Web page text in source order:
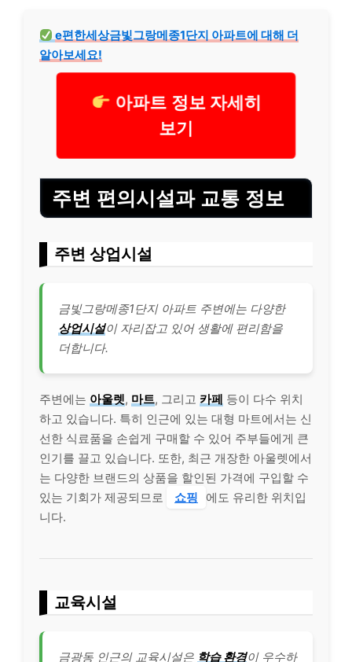
e편한세상금빛그랑메종1단지 아파트에 대해 더
알아보세요!
아파트 정보 자세히
보기
주변 편의시설과 교통 정보
주변 상업시설
금빛그랑메종1단지 아파트 주변에는 다양한
상업시설이 자리잡고 있어 생활에 편리함을
더합니다.
주변에는 아울렛, 마트, 그리고 카페 등이 다수 위치
하고 있습니다. 특히 인근에 있는 대형 마트에서는 신
선한 식료품을 손쉽게 구매할 수 있어 주부들에게 큰
인기를 끌고 있습니다. 또한, 최근 개장한 아울렛에서
는 다양한 브랜드의 상품을 할인된 가격에 구입할 수
있는 기회가 제공되므로
쇼핑
에도 유리한 위치입
니다.
교육시설
금광동 인근의 교육시설은 학습 환경이 우수하